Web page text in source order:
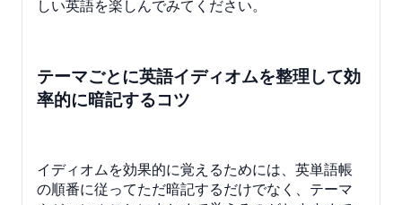
しい英語を楽しんでみてください。
テーマごとに英語イディオムを整理して効
率的に暗記するコツ
イディオムを効果的に覚えるためには、英単語帳
の順番に従ってただ暗記するだけでなく、テーマ